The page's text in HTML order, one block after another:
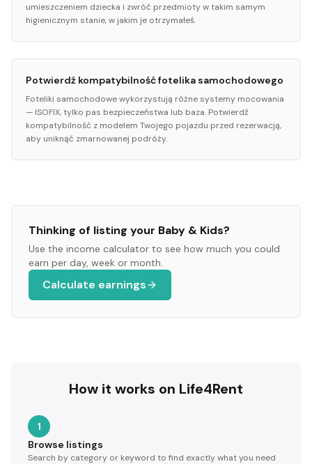
umieszczeniem dziecka i zwróć przedmioty w takim samym
higienicznym stanie, w jakim je otrzymałeś.
Potwierdź kompatybilność fotelika samochodowego
Foteliki samochodowe wykorzystują różne systemy mocowania
— ISOFIX, tylko pas bezpieczeństwa lub baza. Potwierdź
kompatybilność z modelem Twojego pojazdu przed rezerwacją,
aby uniknąć zmarnowanej podróży.
Thinking of listing your Baby & Kids?
Use the income calculator to see how much you could
earn per day, week or month.
Calculate earnings
How it works on Life4Rent
1
Browse listings
Search by category or keyword to find exactly what you need